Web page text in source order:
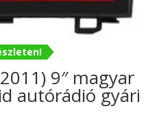
9″ magyar
autórádió gyári